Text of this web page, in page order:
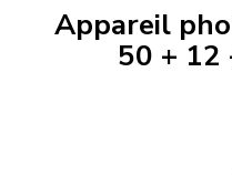
Appareil
50 + 12